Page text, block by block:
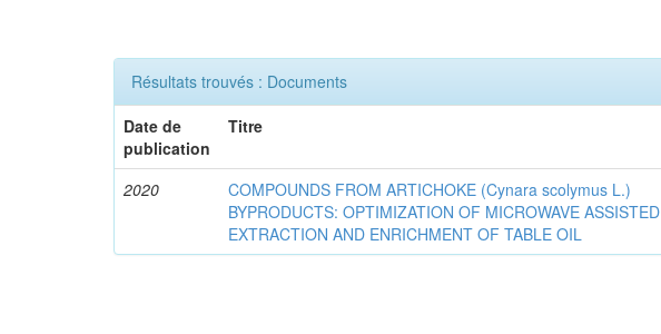
Résultats trouvés : Documents
Date de
publication
Titre
2020
COMPOUNDS FROM ARTICHOKE (Cynara scolymus L.)
BYPRODUCTS: OPTIMIZATION OF MICROWAVE ASSISTED
EXTRACTION AND ENRICHMENT OF TABLE OIL